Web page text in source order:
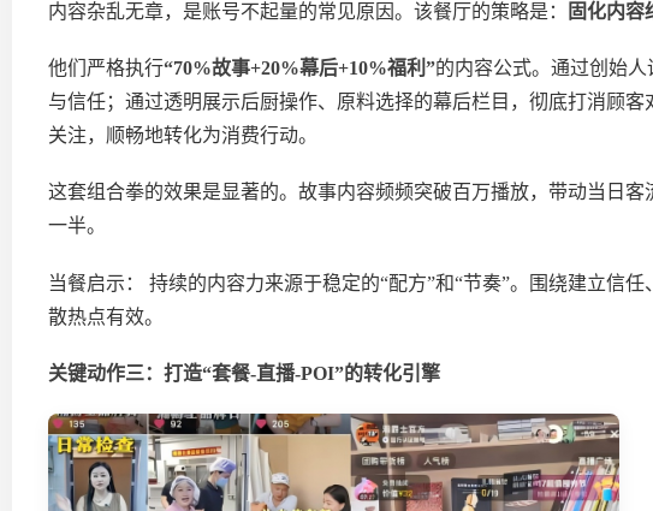
内容杂乱无章，是账号不起量的常见原因。该餐厅的策略是： 固化内容
他们严格执行“70%故事+20%幕后+10%福利”的内容公式。通过创始
与信任；通过透明展示后厨操作、原料选择的幕后栏目，彻底打消顾
关注，顺畅地转化为消费行动。
这套组合拳的效果是显著的。故事内容频频突破百万播放，带动当日
一半。
当餐启示： 持续的内容力来源于稳定的“配方”和“节奏”。围绕建立信
散热点有效。
关键动作三： 打造“套餐-直播-POI”的转化引擎